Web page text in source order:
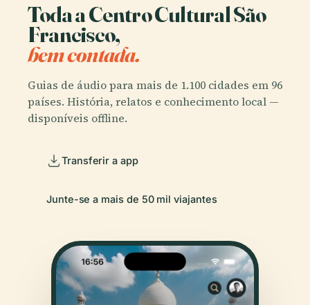
Toda a Centro Cultural São
Francisco,
bem contada.
Guias de áudio para mais de 1.100 cidades em 96
países. História, relatos e conhecimento local —
disponíveis offline.
Transferir a app
Junte-se a mais de 50 mil viajantes